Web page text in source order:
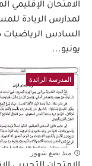
الامتحان الإقليمي
لمدارس الريادة
السادس الرياضيات
يونيو...
المدرسة الرائدة
منذ بضع شهور